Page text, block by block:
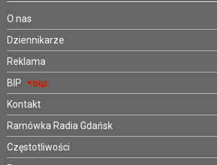
O nas
Dziennikarze
Reklama
BIP
Kontakt
Ramówka Radia Gdańsk
Częstotliwości